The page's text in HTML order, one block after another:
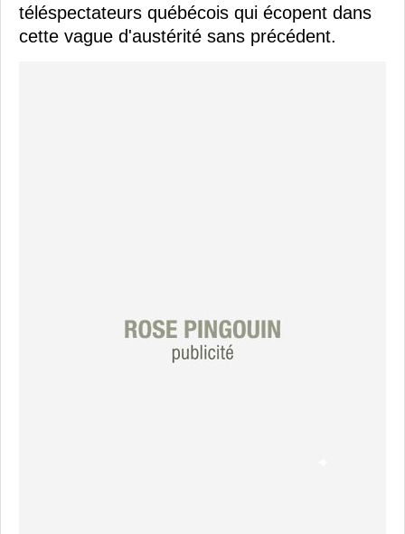
téléspectateurs québécois qui écopent dans
cette vague d'austérité sans précédent.